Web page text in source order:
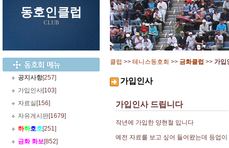
동호인클럽
CLUB
공지사항[257]
가입인사[103]
자료실 [156]
자유게시판[1679]
하하호호[251]
금화 화보[852]
클럽 >> 테니스동호회 >> 금화클럽 >> 가입
가입인사
가입인사 드립니다
작년에 가입한 양현철 입니다
예전 자료를 보고 싶어 들어왔는데 등업